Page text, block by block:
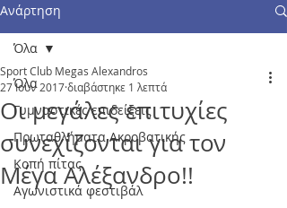
Ανάρτηση
Όλα
Γυμναστικές επιδείξεις
Πρωταθλήματα Ακροβατικής
Κοπή πίτας
Αγωνιστικά φεστιβάλ
Όλα
Οι μεγάλες επιτυχίες
συνεχίζονται για τον
Μέγα Αλέξανδρο!!
Sport Club Megas Alexandros
27 Ιουν 2017διαβάστηκε 1 λεπτά